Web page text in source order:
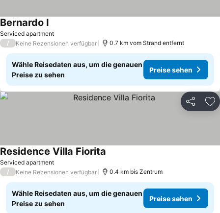
Serviced apartment
Bernardo I
/ Keine Rezensionen verfügbar 0.7 km vom Strand entfernt
Wähle Reisedaten aus, um die genauen
Preise zu sehen
Preise sehen
Teilen
Serviced apartment
Residence Villa Fiorita
/ Keine Rezensionen verfügbar 0.4 km bis Zentrum
Wähle Reisedaten aus, um die genauen
Preise zu sehen
Preise sehen